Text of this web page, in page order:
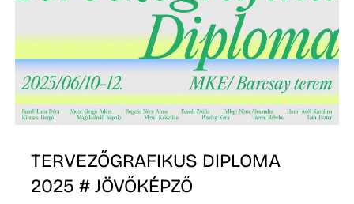
TERVEZŐGRAFIKUS DIPLOMA
2025 # JÖVŐKÉPZŐ